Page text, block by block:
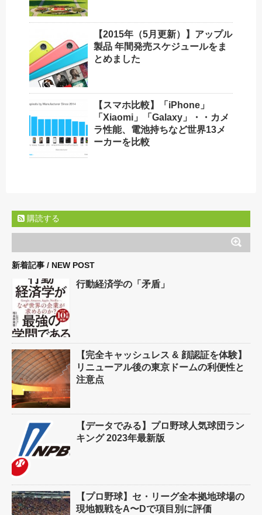
【2015年（5月更新）】アップル
製品 年間発売スケジュールをま
とめました
【スマホ比較】「iPhone」
「Xiaomi」「Galaxy」・・カメ
ラ性能、電池持ちなど世界13メ
ーカーを比較
購読する
新着記事 / NEW POST
行動経済学の「矛盾」
【完全キャッシュレス & 顔認証を体験】
リニューアル後の東京ドームの利便性と
注意点
【データでみる】プロ野球人気球団ラン
キング 2023年最新版
【プロ野球】セ・リーグ全本拠地球場の
現地観戦をA〜Dで項目別に評価